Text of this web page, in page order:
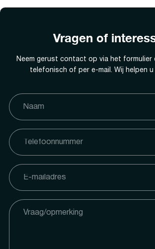
Vragen of
Neem gerust contact op via het formulier
telefonisch of per e-mail. Wij helpen u